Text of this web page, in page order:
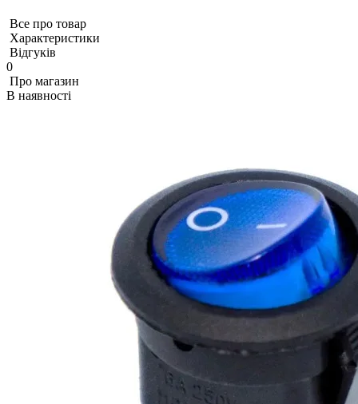
Все про товар
Характеристики
Відгуків
0
Про магазин
В наявності